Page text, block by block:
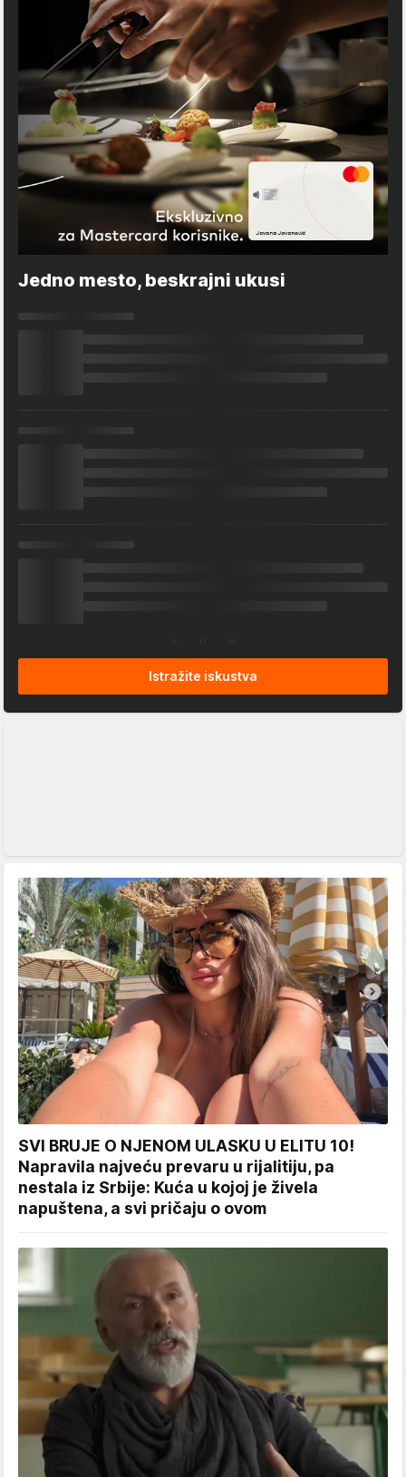
Jedno mesto, beskrajni ukusi
Istražite iskustva
SVI BRUJE O NJENOM ULASKU U ELITU 10!
Napravila najveću prevaru u rijalitiju, pa
nestala iz Srbije: Kuća u kojoj je živela
napuštena, a svi pričaju o ovom